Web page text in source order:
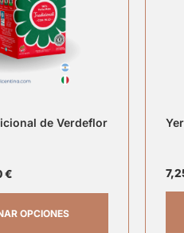
de Verdeflor
€
OPCIONES